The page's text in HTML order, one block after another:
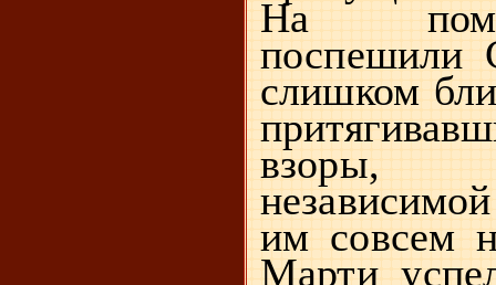
На
поспешили
слишком
взоры,
им совсем
Марти